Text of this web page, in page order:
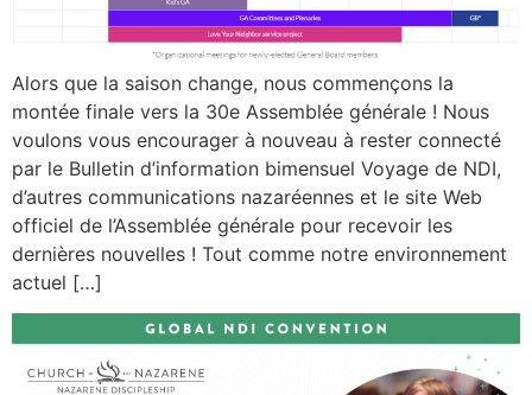
Alors que la saison change, nous commençons la
montée finale vers la 30e Assemblée générale ! Nous
voulons vous encourager à nouveau à rester connecté
par le Bulletin d’information bimensuel Voyage de NDI,
d’autres communications nazaréennes et le site Web
officiel de l’Assemblée générale pour recevoir les
dernières nouvelles ! Tout comme notre environnement
actuel […]